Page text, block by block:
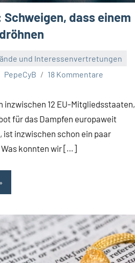
dass einem
und Interessenvertretungen
PepeCyB 18 Kommentare
inzwischen 12 EU-Mitgliedsstaaten,
für das Dampfen europaweit
ist inzwischen schon ein paar
Was konnten wir […]